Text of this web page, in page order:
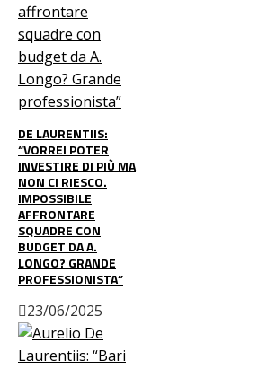
DE LAURENTIIS:
“VORREI POTER
INVESTIRE DI PIÙ MA
NON CI RIESCO.
IMPOSSIBILE
AFFRONTARE
SQUADRE CON
BUDGET DA A.
LONGO? GRANDE
PROFESSIONISTA”
23/06/2025